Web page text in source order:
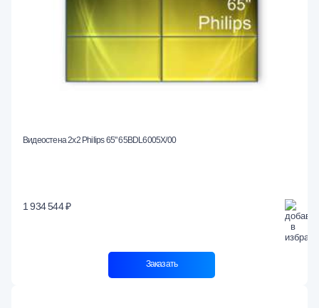
Видеостена 2x2 Philips 65" 65BDL6005X/00
1 934 544 ₽
Заказать